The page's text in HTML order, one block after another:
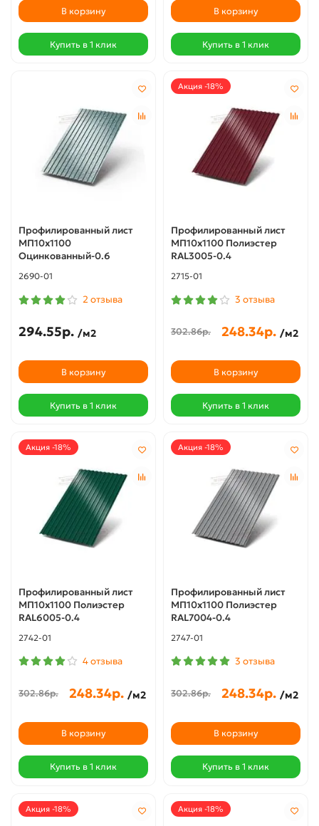
В корзину
Купить в 1 клик
В корзину
Купить в 1 клик
Профилированный лист
МП10х1100
Оцинкованный-0.6
2690-01
2 отзыва
294.55р. /м2
В корзину
Купить в 1 клик
Акция -18%
Профилированный лист
МП10х1100 Полиэстер
RAL3005-0.4
2715-01
3 отзыва
302.86р. 248.34р. /м2
В корзину
Купить в 1 клик
Акция -18%
Профилированный лист
МП10х1100 Полиэстер
RAL6005-0.4
2742-01
4 отзыва
302.86р. 248.34р. /м2
В корзину
Купить в 1 клик
Акция -18%
Профилированный лист
МП10х1100 Полиэстер
RAL7004-0.4
2747-01
3 отзыва
302.86р. 248.34р. /м2
В корзину
Купить в 1 клик
Акция -18% Акция -18%